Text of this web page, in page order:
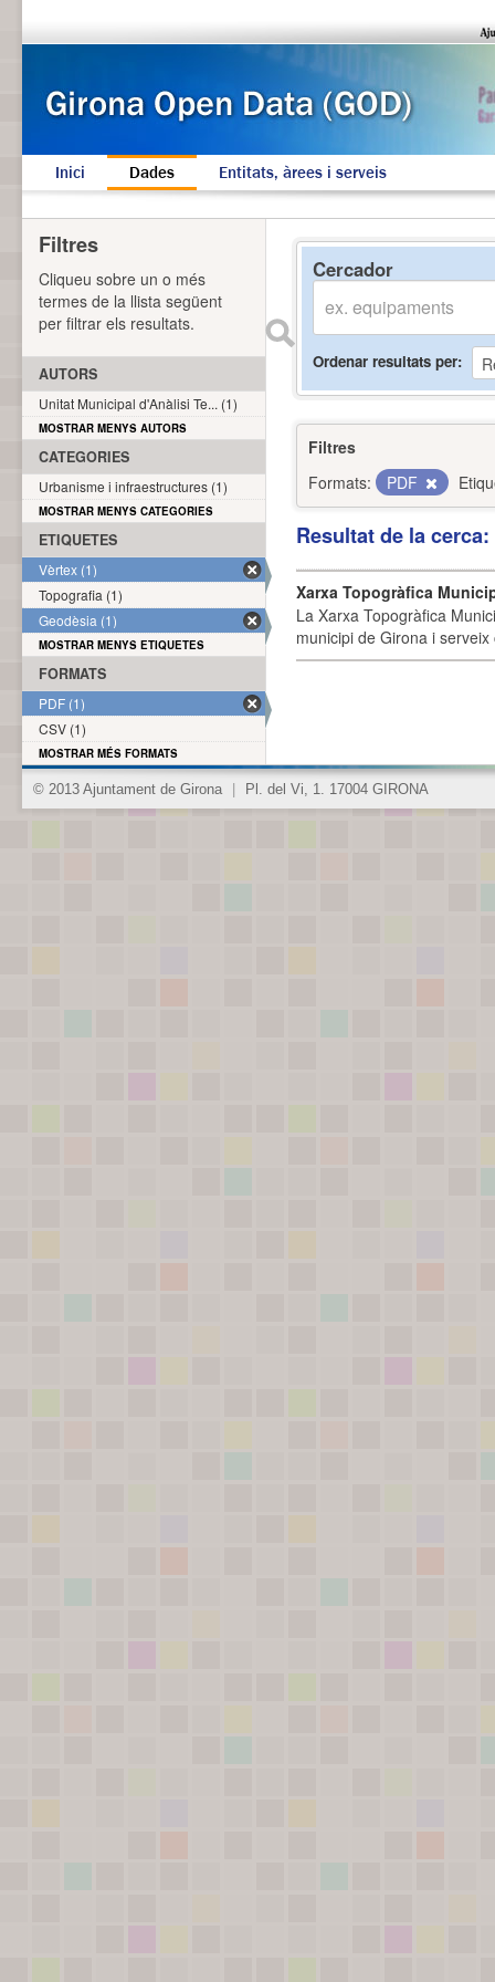
Inici Dades Entitats, àrees i serveis
Cercador
Ordenar resultats per
Filtres
Formats:
PDF
Resultat de la
Xarxa Topogràfica
La Xarxa Topogràfica
municipi de Girona i
Filtres
Cliqueu sobre un o més
termes de la llista següent
per filtrar els resultats.
AUTORS
Unitat Municipal d'Anàlisi Te... (1)
MOSTRAR MENYS AUTORS
CATEGORIES
Urbanisme i infraestructures (1)
MOSTRAR MENYS CATEGORIES
ETIQUETES
Vèrtex (1)
Topografia (1)
Geodèsia (1)
MOSTRAR MENYS ETIQUETES
FORMATS
PDF (1)
CSV (1)
MOSTRAR MÉS FORMATS
© 2013 Ajuntament de Girona Pl. del Vi, 1. 17004 GIRONA